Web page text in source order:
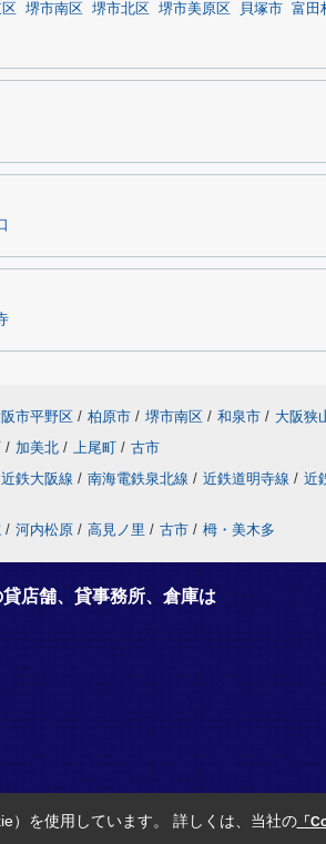
堺市南区 堺市北区 堺市美原区 貝塚市 富田
市平野区 / 柏原市 / 堺市南区 / 和泉市 / 大阪狭
/ 加美北 / 上尾町 / 古市
近鉄大阪線 / 南海電鉄泉北線 / 近鉄道明寺線 / 近
/ 河内松原 / 高見ノ里 / 古市 / 栂・美木多
店舗、貸事務所、倉庫は
）を使用しています。 詳しくは、当社の「